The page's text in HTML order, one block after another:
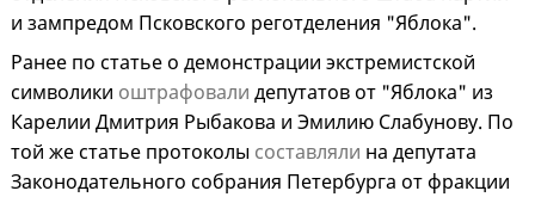
и зампредом Псковского реготделения "Яблока".
Ранее по статье о демонстрации экстремистской
символики оштрафовали депутатов от "Яблока" из
Карелии Дмитрия Рыбакова и Эмилию Слабунову. По
той же статье протоколы составляли на депутата
Законодательного собрания Петербурга от фракции